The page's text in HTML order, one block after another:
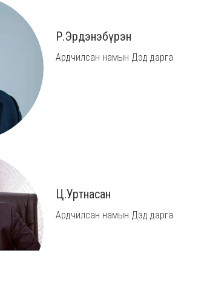
Р.Эрдэнэбүрэн
Ардчилсан намын Дэд дарга
Ц.Уртнасан
Ардчилсан намын Дэд дарга